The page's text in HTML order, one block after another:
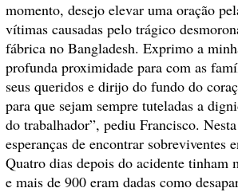
momento, desejo elevar uma oração
vítimas causadas pelo trágico
fábrica no Bangladesh. Exprimo a
profunda proximidade para com as
seus queridos e dirijo do fundo do
para que sejam sempre tuteladas a
do trabalhador”, pediu Francisco.
esperanças de encontrar sobreviventes
Quatro dias depois do acidente tinham
e mais de 900 eram dadas como